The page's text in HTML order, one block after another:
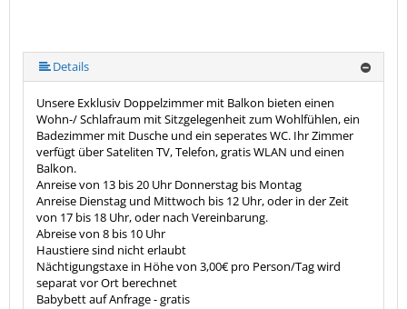
Details
Unsere Exklusiv Doppelzimmer mit Balkon bieten einen
Wohn-/ Schlafraum mit Sitzgelegenheit zum Wohlfühlen, ein
Badezimmer mit Dusche und ein seperates WC. Ihr Zimmer
verfügt über Sateliten TV, Telefon, gratis WLAN und einen
Balkon.
Anreise von 13 bis 20 Uhr Donnerstag bis Montag
Anreise Dienstag und Mittwoch bis 12 Uhr, oder in der Zeit
von 17 bis 18 Uhr, oder nach Vereinbarung.
Abreise von 8 bis 10 Uhr
Haustiere sind nicht erlaubt
Nächtigungstaxe in Höhe von 3,00€ pro Person/Tag wird
separat vor Ort berechnet
Babybett auf Anfrage - gratis